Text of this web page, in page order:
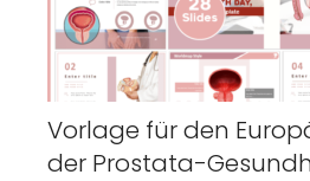
Vorlage für den
der Prostata-